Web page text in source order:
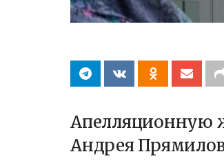
Апелляционную
Андрея